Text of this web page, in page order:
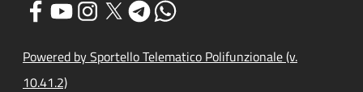
Powered by Sportello Telematico Polifunzionale (v.
10.41.2)